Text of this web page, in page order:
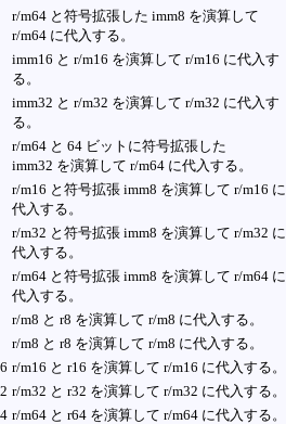
r/m64 と符号拡張した imm8 を演算して
r/m64 に代入する。
imm16 と r/m16 を演算して r/m16 に代入す
る。
imm32 と r/m32 を演算して r/m32 に代入す
る。
r/m64 と 64 ビットに符号拡張した
imm32 を演算して r/m64 に代入する。
r/m16 と符号拡張 imm8 を演算して r/m16 に
代入する。
r/m32 と符号拡張 imm8 を演算して r/m32 に
代入する。
r/m64 と符号拡張 imm8 を演算して r/m64 に
代入する。
r/m8 と r8 を演算して r/m8 に代入する。
r/m8 と r8 を演算して r/m8 に代入する。
r/m16 と r16 を演算して r/m16 に代入する。
r/m32 と r32 を演算して r/m32 に代入する。
r/m64 と r64 を演算して r/m64 に代入する。